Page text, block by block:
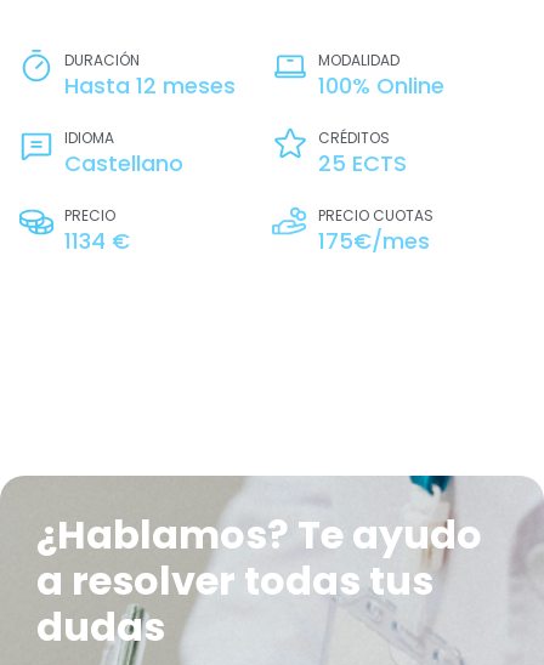
DURACIÓN
Hasta 12 meses
MODALIDAD
100% Online
IDIOMA
Castellano
CRÉDITOS
25 ECTS
PRECIO
1134 €
PRECIO CUOTAS
175€/mes
¿Hablamos? Te ayudo
a resolver todas tus
dudas